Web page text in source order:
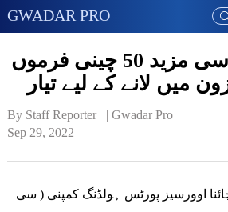
GWADAR PRO
سی او پی ایچ سی مزید 50 چینی فرموں
میں لانے کے لیے تیار
By Staff Reporter   | Gwadar Pro
Sep 29, 2022
چائنا اوورسیز پورٹس ہولڈنگ کمپنی ( سی